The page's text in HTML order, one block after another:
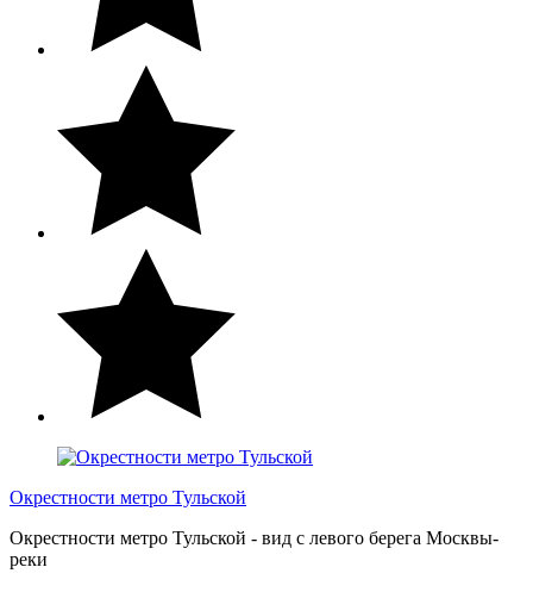
Окрестности метро Тульской
Окрестности метро Тульской - вид с левого берега Москвы-
реки